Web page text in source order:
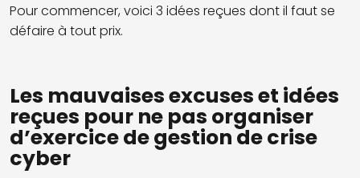
Pour commencer, voici 3 idées reçues dont il faut se
défaire à tout prix.
Les mauvaises excuses et idées
reçues pour ne pas organiser
d’exercice de gestion de crise
cyber